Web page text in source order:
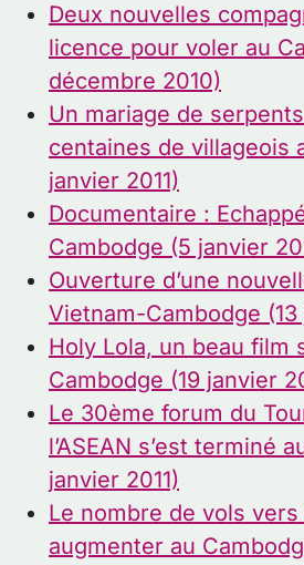
Deux nouvelles
licence pour voler au
décembre 2010)
Un mariage de
centaines de villageois
janvier 2011)
Documentaire :
Cambodge (5 janvier
Ouverture d’une
Vietnam-Cambodge (13
Holy Lola, un beau film
Cambodge (19 janvier
Le 30ème forum du
l’ASEAN s’est terminé
janvier 2011)
Le nombre de vols
augmenter au